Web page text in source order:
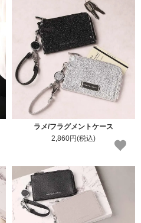
ラメ/フラグメントケース
2,860円(税込)